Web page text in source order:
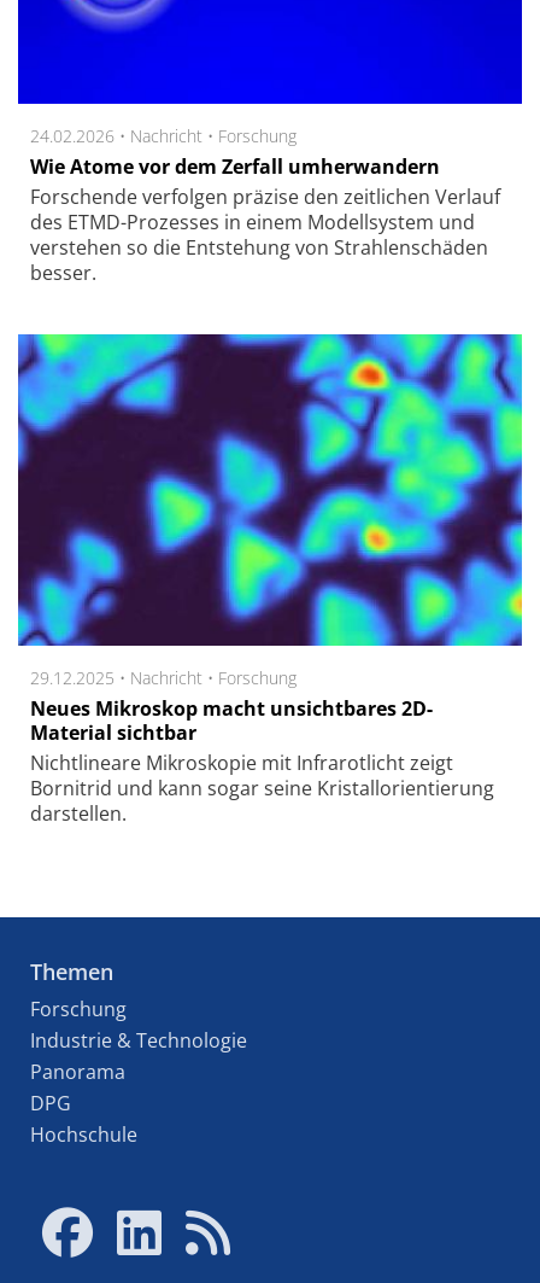
24.02.2026 • Nachricht • Forschung
Wie Atome vor dem Zerfall umherwandern
Forschende verfolgen präzise den zeitlichen Verlauf
des ETMD-Prozesses in einem Modellsystem und
verstehen so die Entstehung von Strahlenschäden
besser.
29.12.2025 • Nachricht • Forschung
Neues Mikroskop macht unsichtbares 2D-
Material sichtbar
Nichtlineare Mikroskopie mit Infrarotlicht zeigt
Bornitrid und kann sogar seine Kristallorientierung
darstellen.
Themen
Forschung
Industrie & Technologie
Panorama
DPG
Hochschule